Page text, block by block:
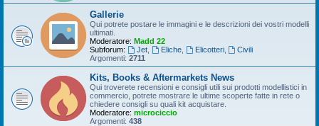
Gallerie
Qui potrete postare le immagini e le descrizioni dei vostri modelli
ultimati.
Moderatore: Madd 22
Subforum:
Jet, Eliche, Elicotteri,
Civili
Argomenti: 2711
Kits, Books & Aftermarkets News
Qui troverete recensioni e consigli utili sui prodotti modellistici in
commercio, potrete mostrare le ultime scoperte fatte in rete o
chiedere consigli su quali kit acquistare.
Moderatore: microciccio
Argomenti: 438